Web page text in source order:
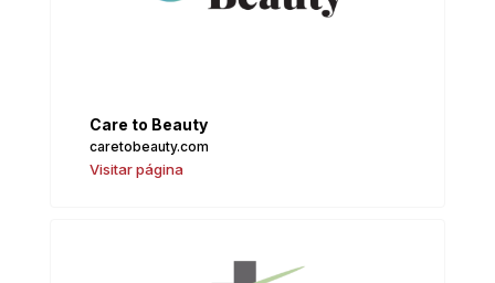
Care to Beauty
caretobeauty.com
Visitar página